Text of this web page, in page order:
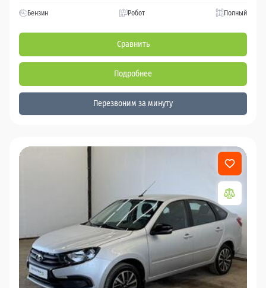
Бензин Робот Полный
Сравнить
Подробнее
Перезвоним за минуту